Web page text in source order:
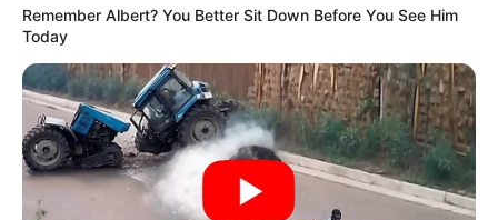
Remember Albert? You Better Sit Down Before You See Him
Today